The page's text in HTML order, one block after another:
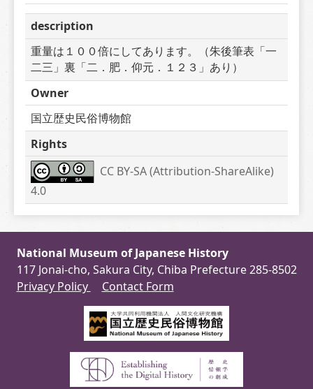
description
重量は１００倍にしてあります。（朱後筆表「一
二三」裏「二．肥．仰元．１２３」あり）
Owner
国立歴史民俗博物館
Rights
CC BY-SA (Attribution-ShareAlike)
4.0
National Museum of Japanese History
117 Jonai-cho, Sakura City, Chiba Prefecture 285-8502
Privacy Policy
Contact Form